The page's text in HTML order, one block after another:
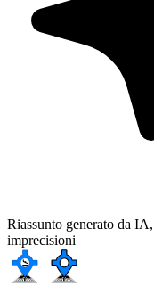
Riassunto generato da
imprecisioni